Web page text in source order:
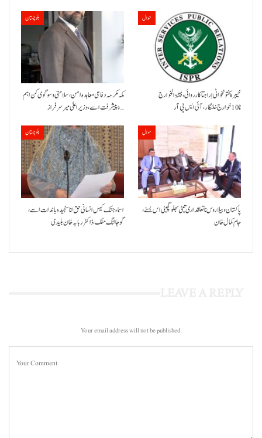
بلوچستان
مکہ مکرمہ دفاعی معاہدہ امن، سلامتی و سوگوی کن اہم
ءُ پیشرفت اسے،وزیراعلیٰ میر سرفراز…
حوال
خیبر پختونخوا ٹی اِرا جتا کارروائی، فتنۃ الخوارج
نا 10خوارج خلنگار،آئی ایس پی آر
بلوچستان
اسماء جتک کیس انسانی حق انا سنجیدہ باندات اسے،
گوجالنگ مفک،ڈاکٹر ربابہ خان بلیدی
حوال
پاکستان و بیلاروس نا تعلقداری تیٹی بھلو گچینی اس بسنے،
جام کمال خان
Your email address will not be published.